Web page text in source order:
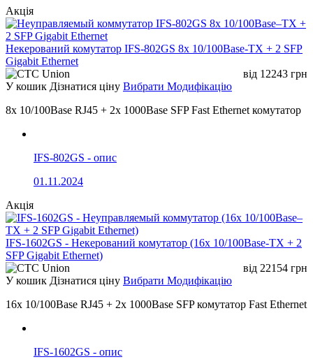
Акція
Некерований комутатор IFS-802GS 8x 10/100Base-TX + 2 SFP
Gigabit Ethernet
від 12243 грн
У кошик Дізнатися ціну Вибрати Модифікацію
8x 10/100Base RJ45 + 2x 1000Base SFP Fast Ethernet комутатор
IFS-802GS - опис
01.11.2024
Акція
IFS-1602GS - Некерований комутатор (16x 10/100Base-TX + 2
SFP Gigabit Ethernet)
від 22154 грн
У кошик Дізнатися ціну Вибрати Модифікацію
16x 10/100Base RJ45 + 2x 1000Base SFP комутатор Fast Ethernet
IFS-1602GS - опис